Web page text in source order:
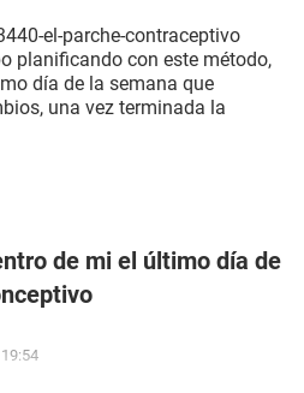
el-parche-contraceptivo
planificando con este método,
día de la semana que
una vez terminada la
de mi el último día de